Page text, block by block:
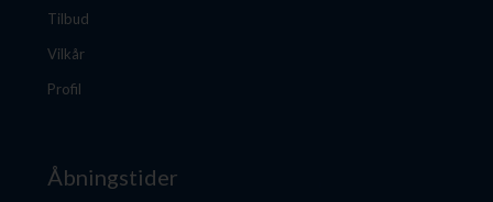
Tilbud
Vilkår
Profil
Åbningstider